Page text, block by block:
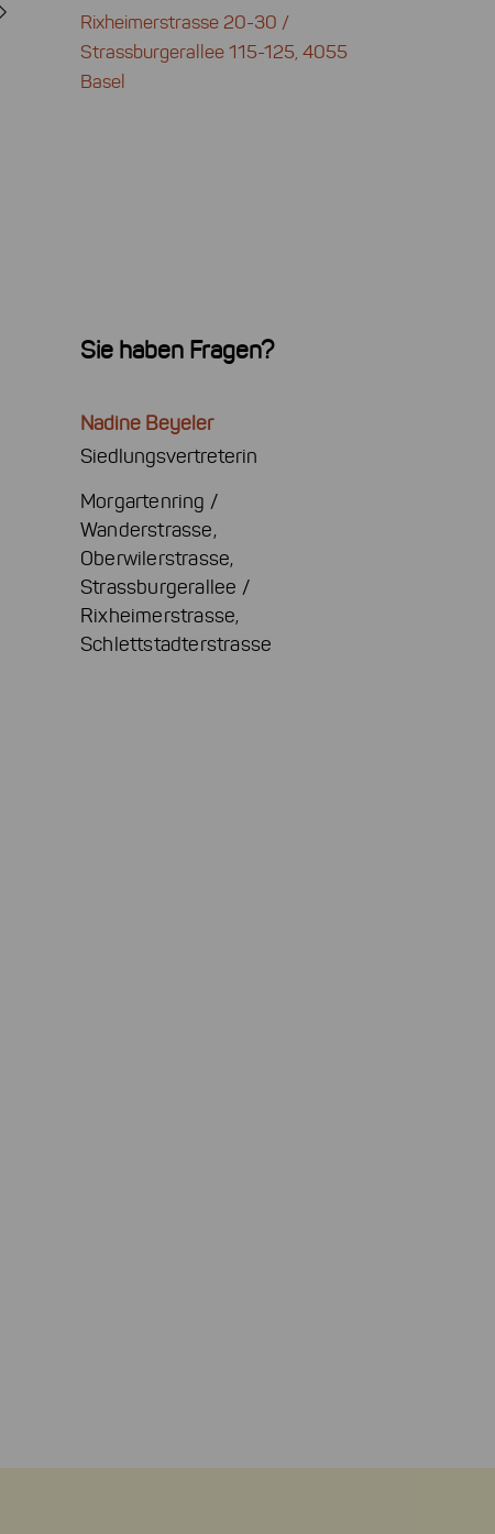
Rixheimerstrasse 20-30 /
Strassburgerallee 115-125, 4055
Basel
Sie haben Fragen?
Nadine Beyeler
Siedlungsvertreterin
Morgartenring /
Wanderstrasse,
Oberwilerstrasse,
Strassburgerallee /
Rixheimerstrasse,
Schlettstadterstrasse